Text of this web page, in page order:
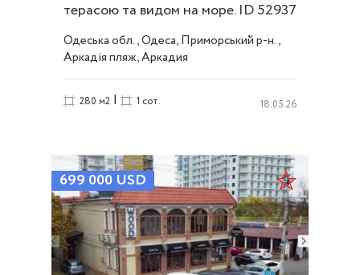
терасою та видом на море. ID 52937
Одеська обл., Одеса, Приморський р-н.,
Аркадія пляж, Аркадия
280 м2 | 1 сот. 18.05.26
699 000 USD